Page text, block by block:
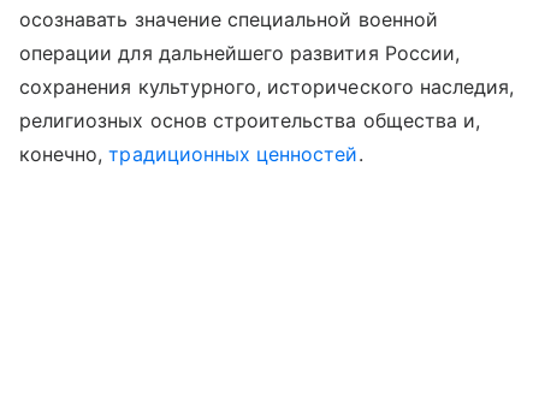
осознавать значение специальной военной
операции для дальнейшего развития России,
сохранения культурного, исторического наследия,
религиозных основ строительства общества и,
конечно,традиционных ценностей.